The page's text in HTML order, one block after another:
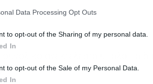
Data Processing Opt Outs
to opt-out of the Sharing of my personal data.
In
to opt-out of the Sale of my Personal Data.
In